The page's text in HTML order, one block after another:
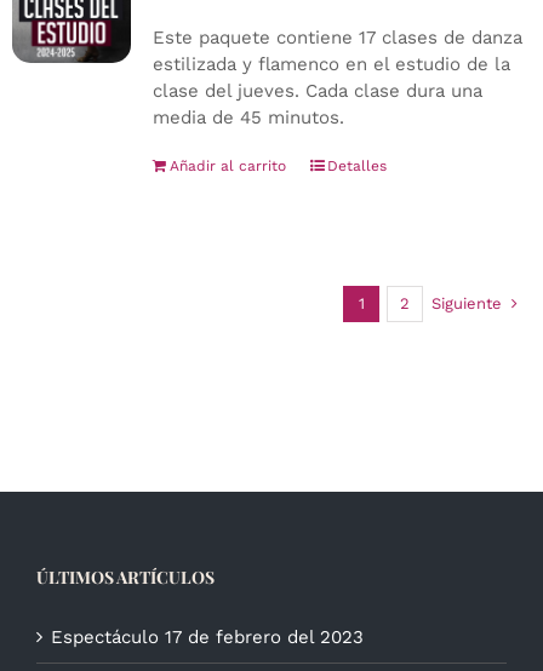
Este paquete contiene 17 clases de danza
estilizada y flamenco en el estudio de la
clase del jueves. Cada clase dura una
media de 45 minutos.
Añadir al carrito Detalles
1 2 Siguiente
ÚLTIMOS ARTÍCULOS
Espectáculo 17 de febrero del 2023